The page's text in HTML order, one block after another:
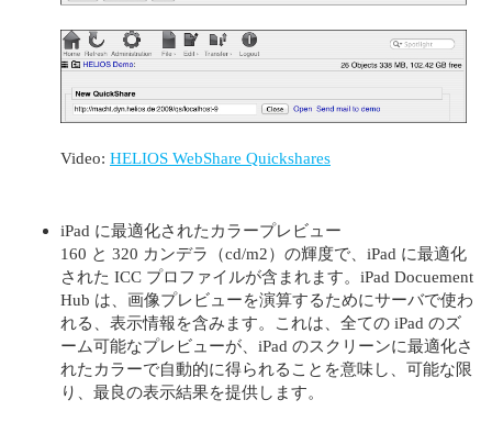
Video: HELIOS WebShare Quickshares
iPad に最適化されたカラープレビュー
160 と 320 カンデラ（cd/m2）の輝度で、iPad に最適化
された ICC プロファイルが含まれます。iPad Docuement
Hub は、画像プレビューを演算するためにサーバで使わ
れる、表示情報を含みます。これは、全ての iPad のズ
ーム可能なプレビューが、iPad のスクリーンに最適化さ
れたカラーで自動的に得られることを意味し、可能な限
り、最良の表示結果を提供します。